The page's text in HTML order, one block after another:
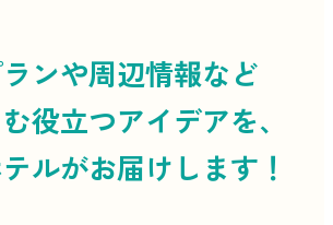
ンや周辺情報など
役立つアイデアを、
ルがお届けします！